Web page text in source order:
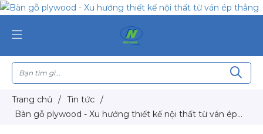
Trang chủ / Tin tức /
Bàn gỗ plywood - Xu hướng thiết kế nội thất từ ván ép